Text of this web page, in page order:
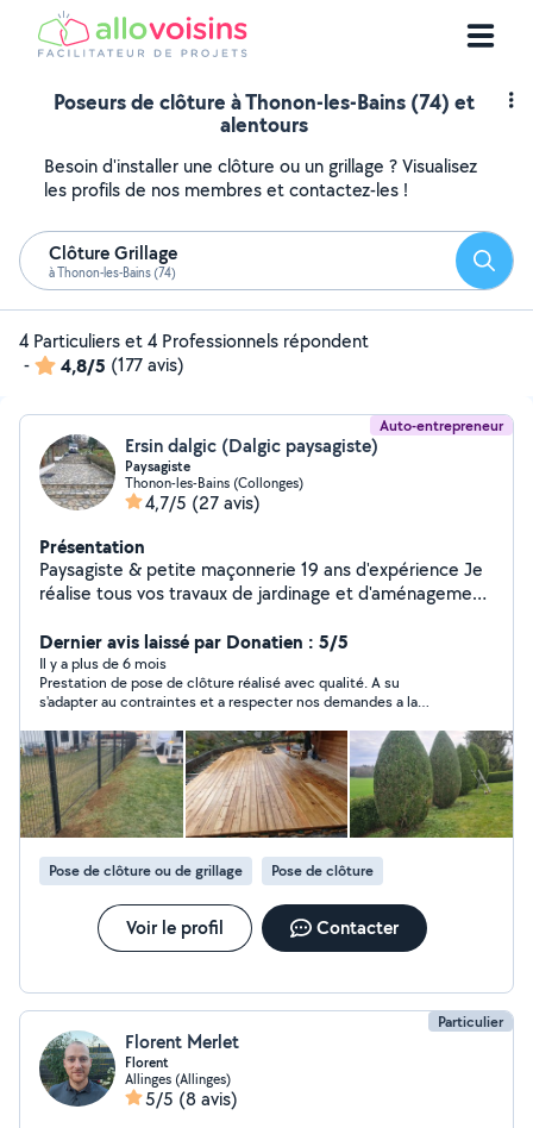
Poseurs de clôture à Thonon-les-Bains (74) et
alentours
Besoin d'installer une clôture ou un grillage ? Visualisez
les profils de nos membres et contactez-les !
Clôture Grillage
à Thonon-les-Bains (74)
4 Particuliers et 4 Professionnels répondent
-
4,8/5 (177 avis)
Auto-entrepreneur
Ersin dalgic (Dalgic paysagiste)
Paysagiste
Thonon-les-Bains (Collonges)
4,7/5 (27 avis)
Présentation
Paysagiste & petite maçonnerie 19 ans d'expérience Je
réalise tous vos travaux de jardinage et d'aménagement
débroussaillage, nettoyage) Création et rénovation
(mur de jardin, dallage béton, pavés, bordures, grillage,
clôture, poteaux de portail, etc.) Sérieux, appliqué et
avec 19 ans d'expérience dans le domaine, je m'engage
à fournir un travail soigné et durable. N'hésitez pas à me
contacter pour vos projets, petits ou grands.
Dernier avis laissé par Donatien : 5/5
Il y a plus de 6 mois
Prestation de pose de clôture réalisé avec qualité. A su
s'adapter au contraintes et a respecter nos demandes a la
compteur électrique extérieur. Très serviable, bonne
communication, devis très correcte, delais respecté. Parfait !
Bonne continuation
Pose de clôture ou de grillage Pose de clôture
Voir le profil Contacter
Particulier
Florent Merlet
Florent
Allinges (Allinges)
5/5 (8 avis)